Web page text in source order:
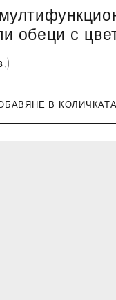
В КОЛИЧКАТА
обеци с